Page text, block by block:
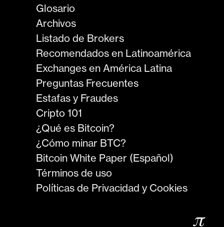
Glosario
Archivos
Listado de Brokers
Recomendados en Latinoamérica
Exchanges en América Latina
Preguntas Frecuentes
Estafas y Fraudes
Cripto 101
¿Qué es Bitcoin?
¿Cómo minar BTC?
Bitcoin White Paper (Español)
Términos de uso
Políticas de Privacidad y Cookies
𝜋